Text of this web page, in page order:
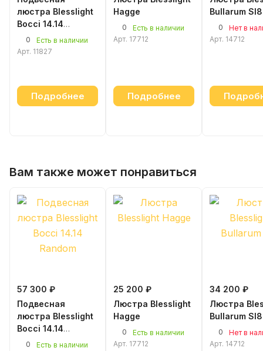
люстра Blesslight
Bocci 14.14
Random 450 мм
0
Есть в наличии
Арт. 11827
Подробнее
Hagge
0
Есть в наличии
Арт. 17712
Подробнее
Bullarum SI8
0
Нет в
Арт. 14712
Вам также может понравиться
57 300 ₽
Подвесная
люстра Blesslight
Bocci 14.14
Random 450 мм
0
Есть в наличии
25 200 ₽
Люстра Blesslight
Hagge
0
Есть в наличии
Арт. 17712
34 200 ₽
Люстра
Bullarum SI8
0
Нет в
Арт. 14712